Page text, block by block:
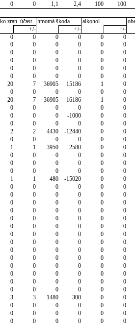
0 0 1,1 2,4 100 100
zran. účast. hmotná škoda alkohol
+/- +/- +/-
0 0 0 0 0 0
0 0 0 0 0 0
0 0 0 0 0 0
0 0 0 0 0 0
0 0 0 0 0 0
0 0 0 0 0 0
20 7 36905 15186 1 0
0 0 0 0 0 0
20 7 36905 16186 1 0
0 0 0 0 0 0
0 0 0 -1000 0 0
0 0 0 0 0 0
2 2 4430 -12440 0 0
0 0 0 0 0 0
1 1 3950 2580 0 0
0 0 0 0 0 0
0 0 0 0 0 0
0 0 0 0 0 0
1 1 480 -15020 0 0
0 0 0 0 0 0
0 0 0 0 0 0
0 0 0 0 0 0
0 0 0 0 0 0
0 0 0 0 0 0
0 0 0 0 0 0
0 0 0 0 0 0
0 0 0 0 0 0
0 0 0 0 0 0
0 0 0 0 0 0
0 0 0 0 0 0
0 0 0 0 0 0
0 0 0 0 0 0
0 0 0 0 0 0
3 3 1480 300 0 0
0 0 0 0 0 0
0 0 0 0 0 0
0 0 0 0 0 0